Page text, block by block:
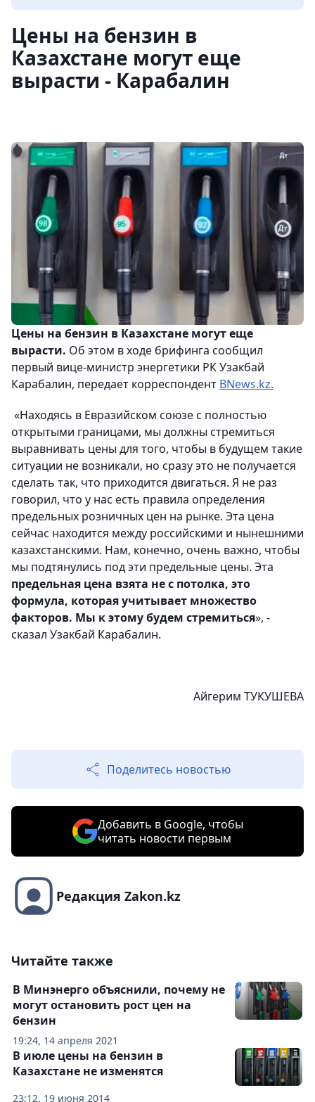
Цены на бензин в
Казахстане могут еще
вырасти - Карабалин
Цены на бензин в Казахстане могут еще
вырасти. Об этом в ходе брифинга сообщил
первый вице-министр энергетики РК Узакбай
Карабалин, передает корреспондент BNews.kz.
«Находясь в Евразийском союзе с полностью
открытыми границами, мы должны стремиться
выравнивать цены для того, чтобы в будущем такие
ситуации не возникали, но сразу это не получается
сделать так, что приходится двигаться. Я не раз
говорил, что у нас есть правила определения
предельных розничных цен на рынке. Эта цена
сейчас находится между российскими и нынешними
казахстанскими. Нам, конечно, очень важно, чтобы
мы подтянулись под эти предельные цены. Эта
предельная цена взята не с потолка, это
формула, которая учитывает множество
факторов. Мы к этому будем стремиться», -
сказал Узакбай Карабалин.
Айгерим ТУКУШЕВА
Поделитесь новостью
Добавить в Google, чтобы
читать новости первым
Редакция Zakon.kz
Читайте также
19:24, 14 апреля 2021
В Минэнерго объяснили, почему не
могут остановить рост цен на
бензин
23:12, 19 июня 2014
В июле цены на бензин в
Казахстане не изменятся